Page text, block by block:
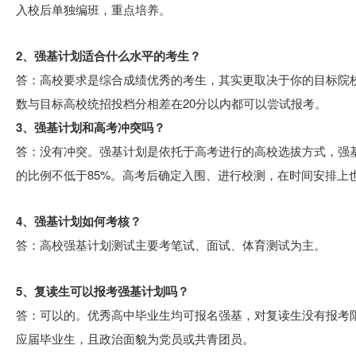
入校后单独编班，重点培养。
2、强基计划适合什么水平的考生？
答：高校要求是综合成绩优秀的考生，其实更取决于你的目标
数与目标高校统招投档分相差在20分以内都可以尝试报考。
3、强基计划和高考冲突吗？
答：没有冲突。强基计划是依托于高考进行的高校选拔方式，
的比例不低于85%。高考后确定入围、进行校测，在时间安排上
4、强基计划如何考核？
答：高校强基计划测试主要考笔试、面试、体育测试为主。
5、复读生可以报考强基计划吗？
答：可以的。优秀高中毕业生均可报名强基，对复读生没有报
应届毕业生，且政治面貌为党员或共青团员。